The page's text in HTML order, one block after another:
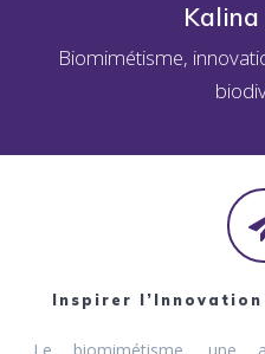
Biomimétisme,
Inspirer